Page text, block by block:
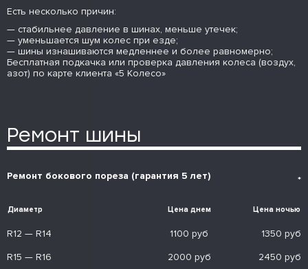
Есть несколько причин:
— стабильнее давление в шинах, меньше утечек;
— уменьшается шум колес при езде;
— шины изнашиваются медленнее и более равномерно;
Бесплатная подкачка или проверка давления колеса (воздух,
азот) по карте клиента «5 Колесо»
Ремонт шины
Ремонт бокового пореза (гарантия 5 лет) *
Диаметр Цена днем Цена ночью
R12 — R14 1100 руб
1350 руб
R15 — R16
2000 руб
2450 руб